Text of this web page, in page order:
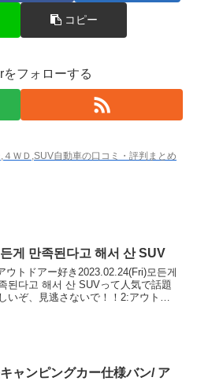
コピー
をフォローする
ＷＤ,SUV自動車の口コミ・評判まとめ
게 만족된다고 해서 산 SUV
ウトドアー好き2023.02.24(Fri)모든게
된다고 해서 산 SUVって人気で話題
いぞ、見逃さないで！！2:アウトド
ャンピングカー仕様バン/ ア